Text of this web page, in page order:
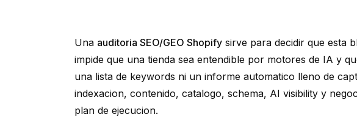
Una auditoria SEO/GEO Shopify sirve para decidir que esta
impide que una tienda sea entendible por motores de IA y
una lista de keywords ni un informe automatico lleno de
indexacion, contenido, catalogo, schema, AI visibility y
plan de ejecucion.